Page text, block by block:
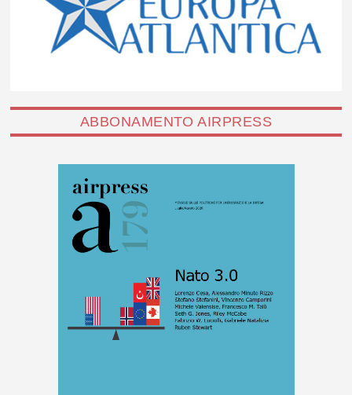
ABBONAMENTO AIRPRESS